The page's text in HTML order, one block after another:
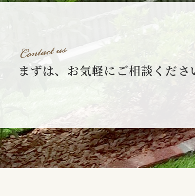
まずは、お気軽に ご相談くださ